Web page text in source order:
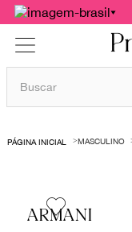
Buscar
MASCULINO
ARMANI
1º
bolsas
chanel